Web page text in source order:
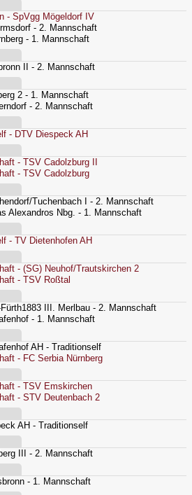
- SpVgg Mögeldorf IV
- 2. Mannschaft
- 1. Mannschaft
II - 2. Mannschaft
2 - 1. Mannschaft
- 2. Mannschaft
- DTV Diespeck AH
- TSV Cadolzburg II
- TSV Cadolzburg
Tuchenbach I - 2. Mannschaft
Alexandros Nbg. - 1. Mannschaft
- TV Dietenhofen AH
- (SG) Neuhof/Trautskirchen 2
- TSV Roßtal
III. Merlbau - 2. Mannschaft
- 1. Mannschaft
AH - Traditionself
- FC Serbia Nürnberg
- TSV Emskirchen
- STV Deutenbach 2
AH - Traditionself
III - 2. Mannschaft
- 1. Mannschaft